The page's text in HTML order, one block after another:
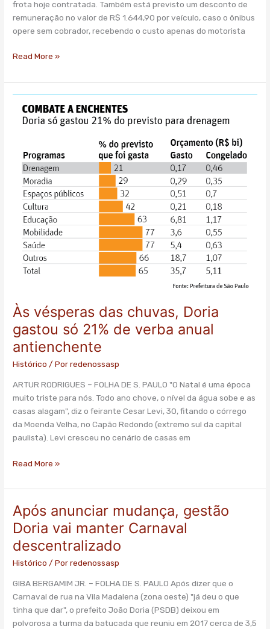
frota hoje contratada. Também está previsto um desconto de
remuneração no valor de R$ 1.644,90 por veículo, caso o ônibus
opere sem cobrador, recebendo o custo apenas do motorista
menos
Read More »
Às vésperas das chuvas, Doria
gastou só 21% de verba anual
antienchente
Histórico / Porredenossasp
ARTUR RODRIGUES – FOLHA DE S. PAULO "O Natal é uma época
muito triste para nós. Todo ano chove, o nível da água sobe e as
casas alagam", diz o feirante Cesar Levi, 30, fitando o córrego
da Moenda Velha, no Capão Redondo (extremo sul da capital
paulista). Levi cresceu no cenário de casas em
vésperas
das
Doria
gastou
21%
verba
anual
antienchente
Read More »
Após anunciar mudança, gestão
Doria vai manter Carnaval
descentralizado
Histórico / Porredenossasp
GIBA BERGAMIM JR. – FOLHA DE S. PAULO Após dizer que o
Carnaval de rua na Vila Madalena (zona oeste) "já deu o que
tinha que dar", o prefeito João Doria (PSDB) deixou em
polvorosa a turma da batucada que reuniu em 2017 cerca de 3,5
Após
anunciar
mudança,
gestão
Doria
manter
Carnaval
descentralizado